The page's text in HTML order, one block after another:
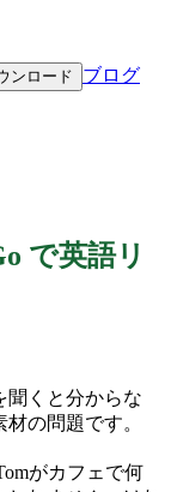
ンロード ブログ
で英語リ
聞くと分からな
の問題です。
がカフェで何